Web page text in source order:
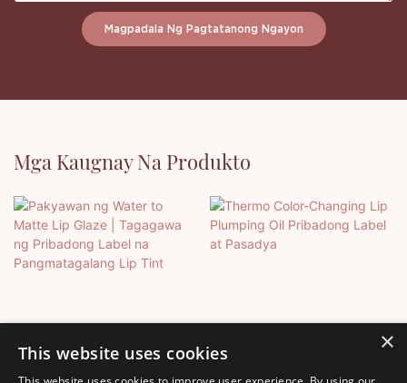
Magpadala Ng Pagtatanong Ngayon
Mga Kaugnay Na Produkto
×
This website uses cookies